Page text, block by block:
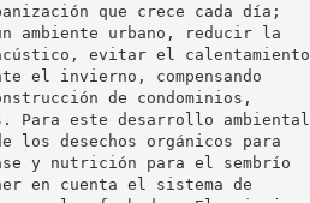
que crece cada día;
ambiente urbano, reducir la
evitar el calentamiento
el invierno, compensando
de condominios,
este desarrollo ambiental
los desechos orgánicos para
y nutrición para el sembrío
en cuenta el sistema de